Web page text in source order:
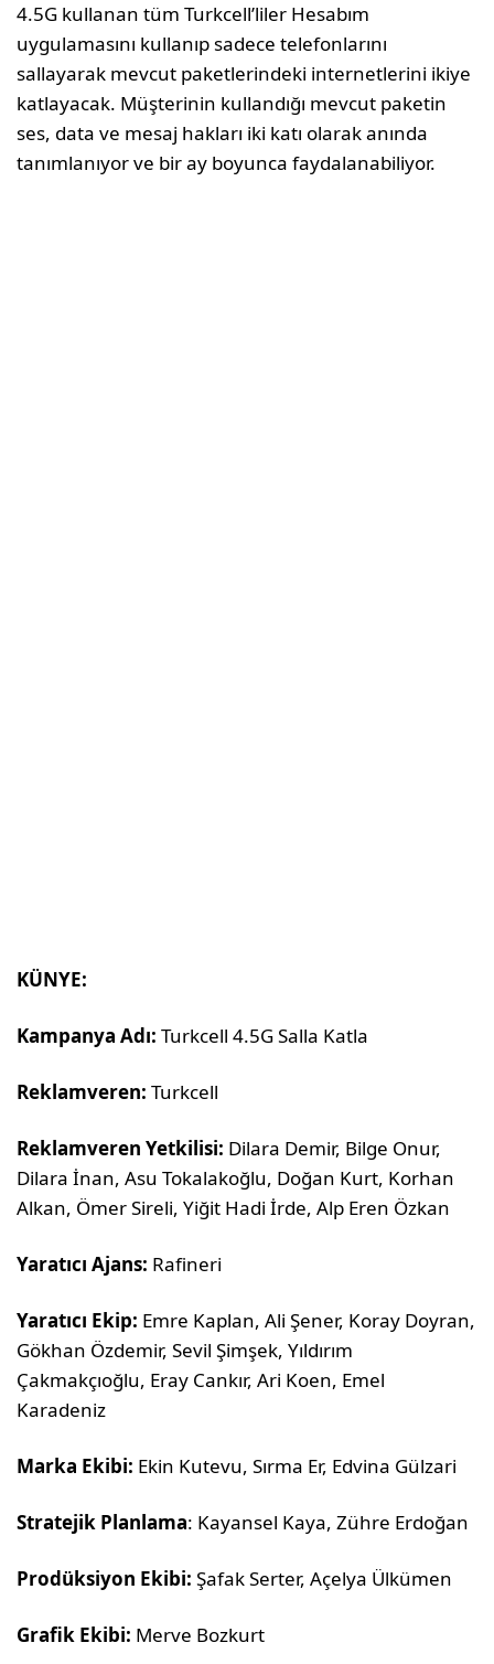
4.5G kullanan tüm Turkcell’liler Hesabım
uygulamasını kullanıp sadece telefonlarını
sallayarak mevcut paketlerindeki internetlerini ikiye
katlayacak. Müşterinin kullandığı mevcut paketin
ses, data ve mesaj hakları iki katı olarak anında
tanımlanıyor ve bir ay boyunca faydalanabiliyor.
KÜNYE:
Kampanya Adı: Turkcell 4.5G Salla Katla
Reklamveren: Turkcell
Reklamveren Yetkilisi: Dilara Demir, Bilge Onur,
Dilara İnan, Asu Tokalakoğlu, Doğan Kurt, Korhan
Alkan, Ömer Sireli, Yiğit Hadi İrde, Alp Eren Özkan
Yaratıcı Ajans: Rafineri
Yaratıcı Ekip: Emre Kaplan, Ali Şener, Koray Doyran,
Gökhan Özdemir, Sevil Şimşek, Yıldırım
Çakmakçıoğlu, Eray Cankır, Ari Koen, Emel
Karadeniz
Marka Ekibi: Ekin Kutevu, Sırma Er, Edvina Gülzari
Stratejik Planlama: Kayansel Kaya, Zühre Erdoğan
Prodüksiyon Ekibi: Şafak Serter, Açelya Ülkümen
Grafik Ekibi: Merve Bozkurt